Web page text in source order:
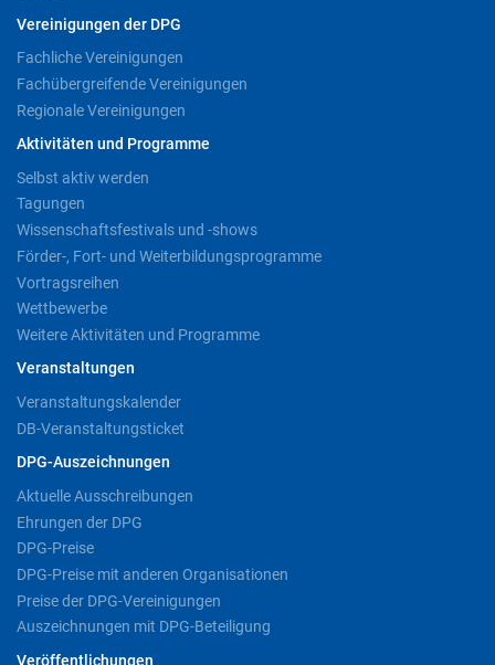
Vereinigungen der DPG
Fachliche Vereinigungen
Fachübergreifende Vereinigungen
Regionale Vereinigungen
Aktivitäten und Programme
Selbst aktiv werden
Tagungen
Wissenschaftsfestivals und -shows
Förder-, Fort- und Weiterbildungsprogramme
Vortragsreihen
Wettbewerbe
Weitere Aktivitäten und Programme
Veranstaltungen
Veranstaltungskalender
DB-Veranstaltungsticket
DPG-Auszeichnungen
Aktuelle Ausschreibungen
Ehrungen der DPG
DPG-Preise
DPG-Preise mit anderen Organisationen
Preise der DPG-Vereinigungen
Auszeichnungen mit DPG-Beteiligung
Veröffentlichungen